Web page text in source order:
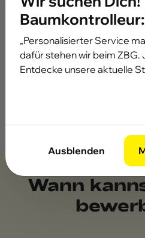
abrufen.
30 Urlaubstage pro
ein starkes Team, das dir
immer unterstützt
Abwechslung statt
Wann
„Personalisierter Service
dafür stehen wir beim
Entdecke unsere aktuelle
Ausblenden